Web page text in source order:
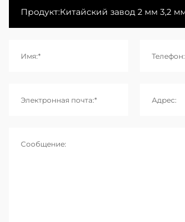
Имя:* Телефон:
Электронная почта:* Адрес:
Сообщение: